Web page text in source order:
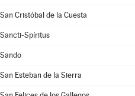
San Cristóbal de la Cuesta
Sancti-Spíritus
Sando
San Esteban de la Sierra